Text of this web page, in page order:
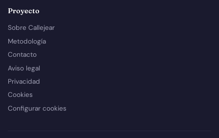
Proyecto
Sobre Callejear
Metodología
Contacto
Aviso legal
Privacidad
Cookies
Configurar cookies